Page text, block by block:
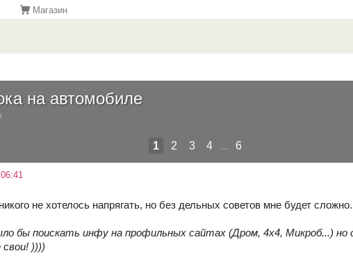
Магазин
на автомобиле
1 2 3 4 ... 6
не хотелось напрягать, но без дельных советов мне будет сложно.
бы поискать инфу на профильных сайтах (Дром, 4х4, Микроб...) но
свои! ))))